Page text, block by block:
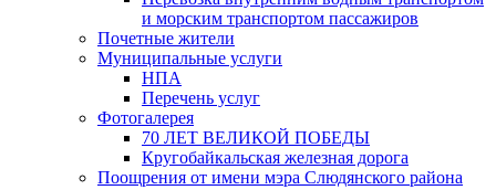
и морским транспортом пассажиров
Почетные жители
Муниципальные услуги
НПА
Перечень услуг
Фотогалерея
70 ЛЕТ ВЕЛИКОЙ ПОБЕДЫ
Кругобайкальская железная дорога
Поощрения от имени мэра Слюдянского района